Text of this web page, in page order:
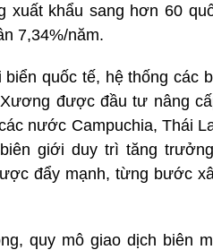
xuất khẩu sang hơn 60
7,34%/năm.
quốc tế, hệ thống các
được đầu tư nâng
nước Campuchia, Thái
giới duy trì tăng
đẩy mạnh, từng bước
quy mô giao dịch biên